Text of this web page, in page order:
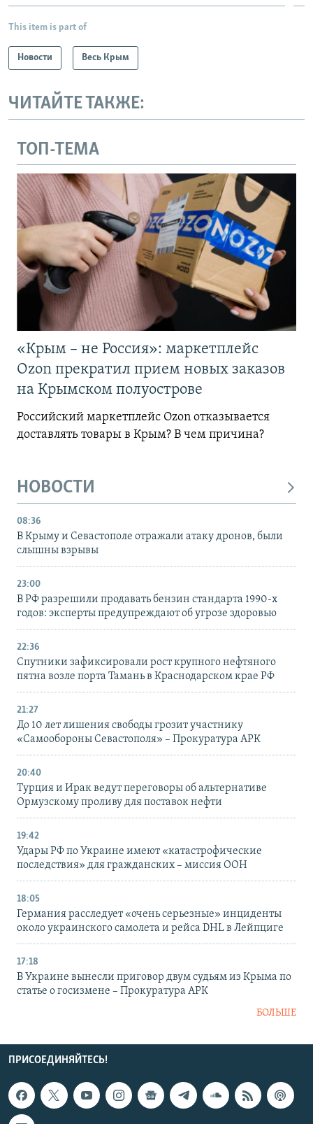
This item is part of
Новости Весь Крым
ЧИТАЙТЕ ТАКЖЕ:
ТОП-ТЕМА
«Крым – не Россия»: маркетплейс
Ozon прекратил прием новых заказов
на Крымском полуострове
Российский маркетплейс Ozon отказывается
доставлять товары в Крым? В чем причина?
НОВОСТИ
08:36
В Крыму и Севастополе отражали атаку дронов, были
слышны взрывы
23:00
В РФ разрешили продавать бензин стандарта 1990-х
годов: эксперты предупреждают об угрозе здоровью
22:36
Спутники зафиксировали рост крупного нефтяного
пятна возле порта Тамань в Краснодарском крае РФ
21:27
До 10 лет лишения свободы грозит участнику
«Самообороны Севастополя» – Прокуратура АРК
20:40
Турция и Ирак ведут переговоры об альтернативе
Ормузскому проливу для поставок нефти
19:42
Удары РФ по Украине имеют «катастрофические
последствия» для гражданских – миссия ООН
18:05
Германия расследует «очень серьезные» инциденты
около украинского самолета и рейса DHL в Лейпциге
17:18
В Украине вынесли приговор двум судьям из Крыма по
статье о госизмене – Прокуратура АРК
БОЛЬШЕ
ПРИСОЕДИНЯЙТЕСЬ!